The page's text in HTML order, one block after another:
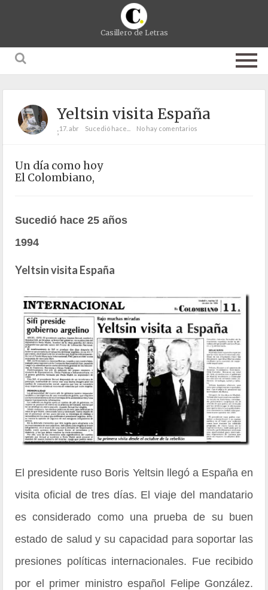
Casillero de Letras
Yeltsin visita España
;17. abr Sucedió hace... No hay comentarios
Un día como hoy
El Colombiano,
Sucedió hace 25 años
1994
Yeltsin visita España
El presidente ruso Boris Yeltsin llegó a España en
visita oficial de tres días. El viaje del mandatario
es considerado como una prueba de su buen
estado de salud y su capacidad para soportar las
presiones políticas internacionales. Fue recibido
por el primer ministro español Felipe González.